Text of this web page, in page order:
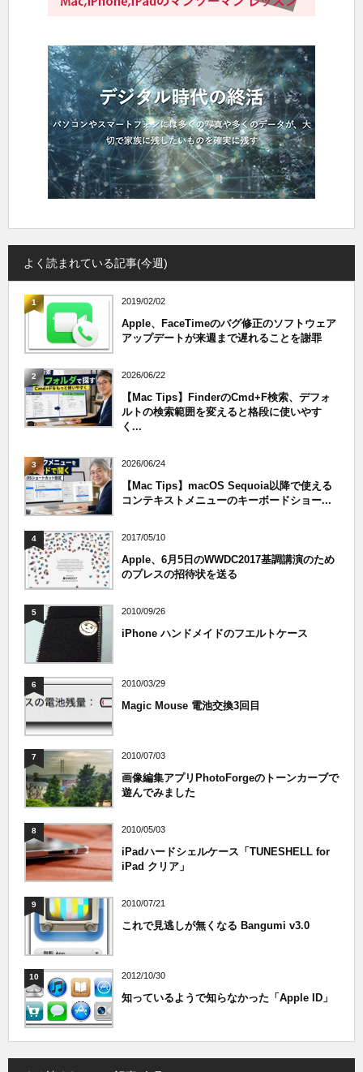
よく読まれている記事(今週)
1 2019/02/02
Apple、FaceTimeのバグ修正のソフトウェア
アップデートが来週まで遅れることを謝罪
2 2026/06/22
【Mac Tips】FinderのCmd+F検索、デフォ
ルトの検索範囲を変えると格段に使いやす
く...
3 2026/06/24
【Mac Tips】macOS Sequoia以降で使える
コンテキストメニューのキーボードショー...
4 2017/05/10
Apple、6月5日のWWDC2017基調講演のため
のプレスの招待状を送る
5 2010/09/26
iPhone ハンドメイドのフエルトケース
6 2010/03/29
Magic Mouse 電池交換3回目
7 2010/07/03
画像編集アプリPhotoForgeのトーンカーブで
遊んでみました
8 2010/05/03
iPadハードシェルケース「TUNESHELL for
iPad クリア」
9 2010/07/21
これで見逃しが無くなる Bangumi v3.0
10 2012/10/30
知っているようで知らなかった「Apple ID」